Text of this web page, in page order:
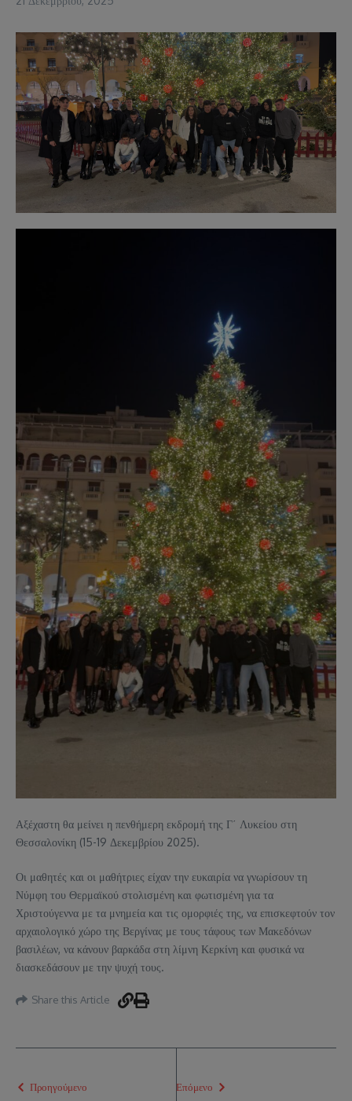
Αξέχαστη θα μείνει η πενθήμερη εκδρομή της Γ΄ Λυκείου στη
Θεσσαλονίκη (15-19 Δεκεμβρίου 2025).
Οι μαθητές και οι μαθήτριες είχαν την ευκαιρία να γνωρίσουν τη
Νύμφη του Θερμαϊκού στολισμένη και φωτισμένη για τα
Χριστούγεννα με τα μνημεία και τις ομορφιές της, να επισκεφτούν τον
αρχαιολογικό χώρο της Βεργίνας με τους τάφους των Μακεδόνων
βασιλέων, να κάνουν βαρκάδα στη λίμνη Κερκίνη και φυσικά να
διασκεδάσουν με την ψυχή τους.
Share this Article
Προηγούμενο Επόμενο